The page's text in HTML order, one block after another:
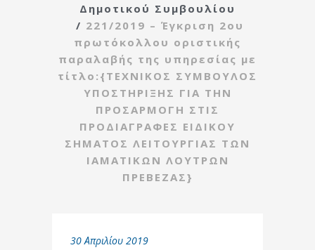
Δημοτικού Συμβουλίου
/ 221/2019 – Έγκριση 2ου
πρωτόκολλου οριστικής
παραλαβής της υπηρεσίας με
τίτλο:{ΤΕΧΝΙΚΟΣ ΣΥΜΒΟΥΛΟΣ
ΥΠΟΣΤΗΡΙΞΗΣ ΓΙΑ ΤΗΝ
ΠΡΟΣΑΡΜΟΓΗ ΣΤΙΣ
ΠΡΟΔΙΑΓΡΑΦΕΣ ΕΙΔΙΚΟΥ
ΣΗΜΑΤΟΣ ΛΕΙΤΟΥΡΓΙΑΣ ΤΩΝ
ΙΑΜΑΤΙΚΩΝ ΛΟΥΤΡΩΝ
ΠΡΕΒΕΖΑΣ}
30 Απριλίου 2019